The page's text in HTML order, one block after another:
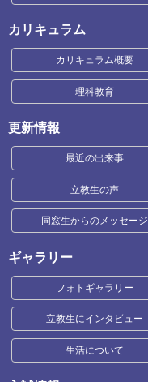
カリキュラム
カリキュラム概要
理科教育
更新情報
最近の出来事
立教生の声
同窓生からのメッセージ
ギャラリー
フォトギャラリー
立教生にインタビュー
生活について